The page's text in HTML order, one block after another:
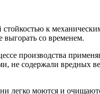
к
со временем.
производства
не содержали вредных
легко моются и